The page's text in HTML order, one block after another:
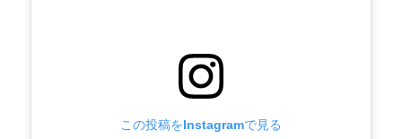
この投稿をInstagramで見る